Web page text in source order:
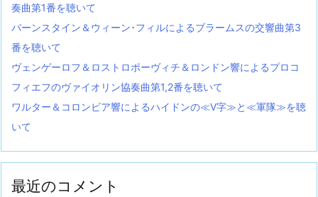
奏曲第1番を聴いて
バーンスタイン＆ウィーン･フィルによるブラームスの交響曲第3
番を聴いて
ヴェンゲーロフ＆ロストロポーヴィチ＆ロンドン響によるプロコ
フィエフのヴァイオリン協奏曲第1,2番を聴いて
ワルター＆コロンビア響によるハイドンの≪V字≫と≪軍隊≫を聴
いて
最近のコメント